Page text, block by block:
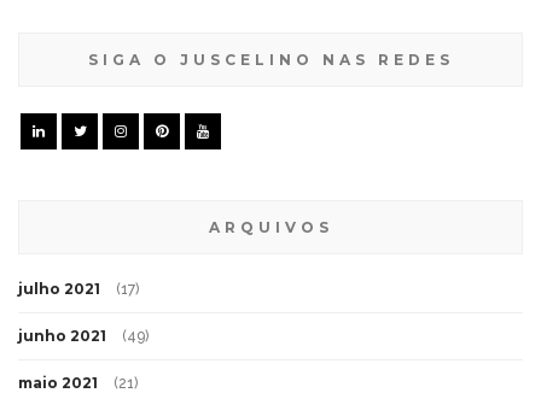
SIGA O JUSCELINO NAS REDES
ARQUIVOS
julho 2021 (17)
junho 2021 (49)
maio 2021 (21)